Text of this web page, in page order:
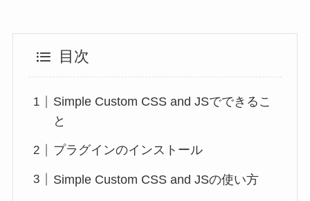
目次
Simple Custom CSS and JSでできるこ
と
プラグインのインストール
Simple Custom CSS and JSの使い方